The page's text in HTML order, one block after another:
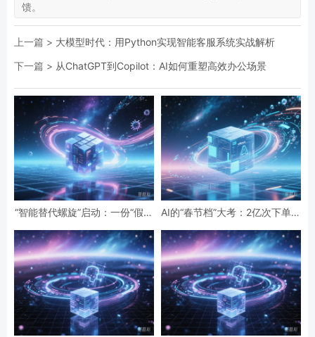
馈。
上一篇 > 大模型时代：用Python实现智能客服系统实战解析
下一篇 > 从ChatGPT到Copilot：AI如何重塑高效办公场景
“智能替代螺旋”启动：一份“假设
经济通缩
AI的“春节档”大考：2亿次下单与
数据红利与隐忧